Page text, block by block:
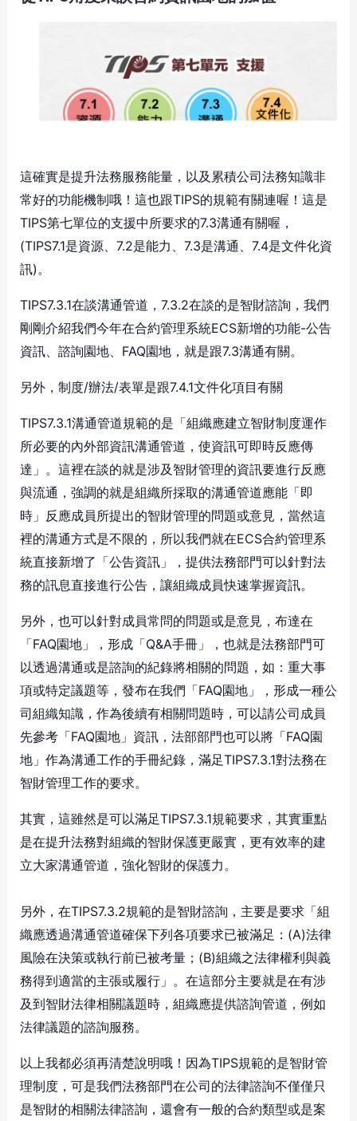
這確實是提升法務服務能量，以及累積公司法務知識非
常好的功能機制哦！這也跟TIPS的規範有關連喔！這是
TIPS第七單位的支援中所要求的7.3溝通有關喔，
(TIPS7.1是資源、7.2是能力、7.3是溝通、7.4是文件化資
訊)。
TIPS7.3.1在談溝通管道，7.3.2在談的是智財諮詢，我們
剛剛介紹我們今年在合約管理系統ECS新增的功能-公告
資訊、諮詢園地、FAQ園地，就是跟7.3溝通有關。
另外，制度/辦法/表單是跟7.4.1文件化項目有關
TIPS7.3.1溝通管道規範的是「組織應建立智財制度運作
所必要的內外部資訊溝通管道，使資訊可即時反應傳
達」。這裡在談的就是涉及智財管理的資訊要進行反應
與流通，強調的就是組織所採取的溝通管道應能「即
時」反應成員所提出的智財管理的問題或意見，當然這
裡的溝通方式是不限的，所以我們就在ECS合約管理系
統直接新增了「公告資訊」，提供法務部門可以針對法
務的訊息直接進行公告，讓組織成員快速掌握資訊。
另外，也可以針對成員常問的問題或是意見，布達在
「FAQ園地」，形成「Q&A手冊」，也就是法務部門可
以透過溝通或是諮詢的紀錄將相關的問題，如：重大事
項或特定議題等，發布在我們「FAQ園地」，形成一種公
司組織知識，作為後續有相關問題時，可以請公司成員
先參考「FAQ園地」資訊，法部部門也可以將「FAQ園
地」作為溝通工作的手冊紀錄，滿足TIPS7.3.1對法務在
智財管理工作的要求。
其實，這雖然是可以滿足TIPS7.3.1規範要求，其實重點
是在提升法務對組織的智財保護更嚴實，更有效率的建
立大家溝通管道，強化智財的保護力。
另外，在TIPS7.3.2規範的是智財諮詢，主要是要求「組
織應透過溝通管道確保下列各項要求已被滿足：(A)法律
風險在決策或執行前已被考量；(B)組織之法律權利與義
務得到適當的主張或履行」。在這部分主要就是在有涉
及到智財法律相關議題時，組織應提供諮詢管道，例如
法律議題的諮詢服務。
以上我都必須再清楚說明哦！因為TIPS規範的是智財管
理制度，可是我們法務部門在公司的法律諮詢不僅僅只
是智財的相關法律諮詢，還會有一般的合約類型或是案